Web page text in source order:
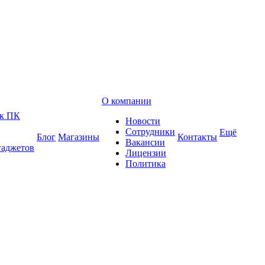
к ПК
Блог Магазины
О компании
Новости
Сотрудники
Вакансии
Лицензии
Политика
Контакты Ещё